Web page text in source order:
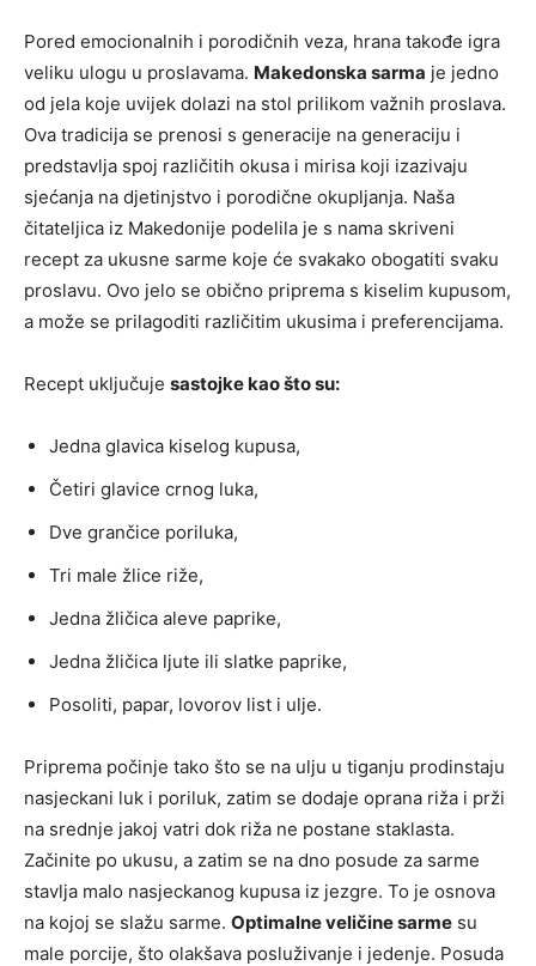
Pored emocionalnih i porodičnih veza, hrana takođe igra
veliku ulogu u proslavama. Makedonska sarma je jedno
od jela koje uvijek dolazi na stol prilikom važnih proslava.
Ova tradicija se prenosi s generacije na generaciju i
predstavlja spoj različitih okusa i mirisa koji izazivaju
sjećanja na djetinjstvo i porodične okupljanja. Naša
čitateljica iz Makedonije podelila je s nama skriveni
recept za ukusne sarme koje će svakako obogatiti svaku
proslavu. Ovo jelo se obično priprema s kiselim kupusom,
a može se prilagoditi različitim ukusima i preferencijama.
Recept uključuje sastojke kao što su:
Jedna glavica kiselog kupusa,
Četiri glavice crnog luka,
Dve grančice poriluka,
Tri male žlice riže,
Jedna žličica aleve paprike,
Jedna žličica ljute ili slatke paprike,
Posoliti, papar, lovorov list i ulje.
Priprema počinje tako što se na ulju u tiganju prodinstaju
nasjeckani luk i poriluk, zatim se dodaje oprana riža i prži
na srednje jakoj vatri dok riža ne postane staklasta.
Začinite po ukusu, a zatim se na dno posude za sarme
stavlja malo nasjeckanog kupusa iz jezgre. To je osnova
na kojoj se slažu sarme. Optimalne veličine sarme su
male porcije, što olakšava posluživanje i jedenje. Posuda